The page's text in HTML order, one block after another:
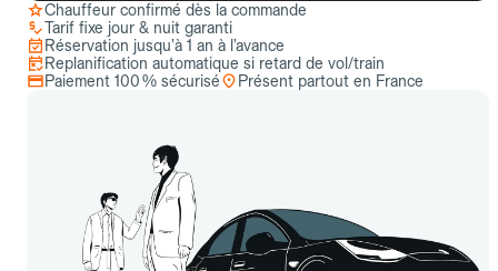
Chauffeur confirmé dès la commande
Tarif fixe jour & nuit garanti
Réservation jusqu’à 1 an à l’avance
Replanification automatique si retard de vol/train
Paiement 100 % sécurisé
Présent partout en France